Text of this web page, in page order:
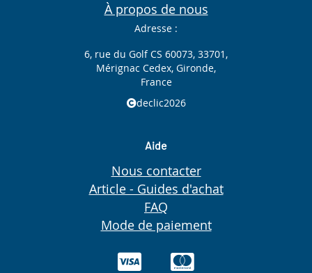
À propos de nous
Adresse :
6, rue du Golf CS 60073, 33701,
Mérignac Cedex, Gironde,
France
declic2026
Aide
Nous contacter
Article - Guides d'achat
FAQ
Mode de paiement